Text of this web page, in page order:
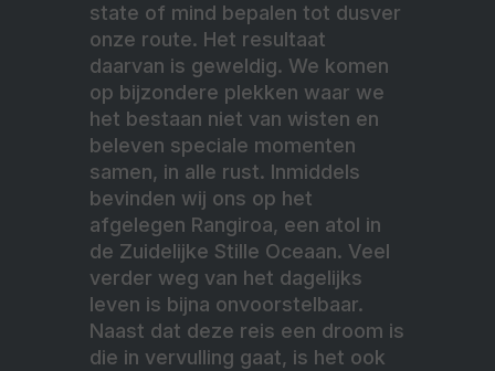
state of mind bepalen tot dusver
onze route. Het resultaat
daarvan is geweldig. We komen
op bijzondere plekken waar we
het bestaan niet van wisten en
beleven speciale momenten
samen, in alle rust. Inmiddels
bevinden wij ons op het
afgelegen Rangiroa, een atol in
de Zuidelijke Stille Oceaan. Veel
verder weg van het dagelijks
leven is bijna onvoorstelbaar.
Naast dat deze reis een droom is
die in vervulling gaat, is het ook